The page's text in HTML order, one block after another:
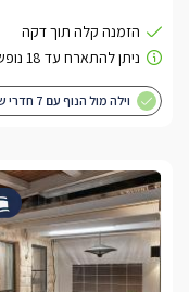
וילה מול הנוף עם 7 חדרי שינה